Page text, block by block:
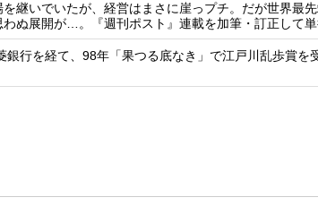
継いでいたが、経営はまさに崖っプチ。だが世界最
ぬ展開が…。『週刊ポスト』連載を加筆・訂正して単
行を経て、98年「果つる底なき」で江戸川乱歩賞を